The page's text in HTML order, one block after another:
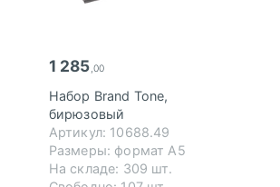
1 285,00
Набор Brand Tone,
бирюзовый
Артикул: 10688.49
Размеры: формат А5
На складе: 309 шт.